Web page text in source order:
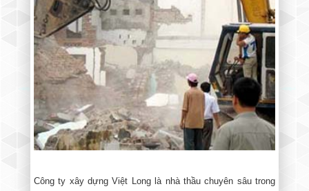
Công ty xây dựng Việt Long là nhà thầu chuyên sâu trong